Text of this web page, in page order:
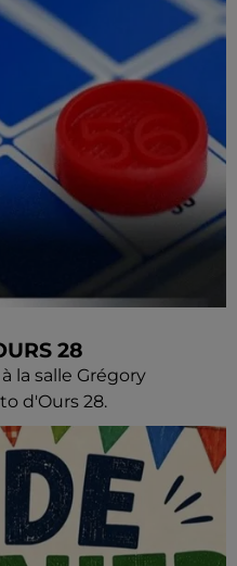
28
la salle Grégory
d'Ours 28.